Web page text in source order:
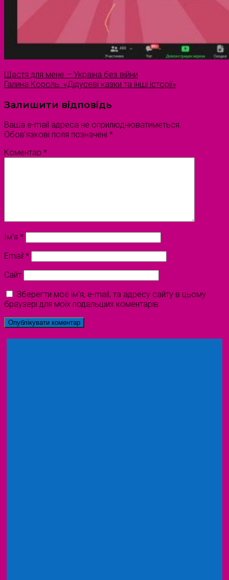
Щастя для мене – Україна без війни
Галина Король. «Дідусеві казки та інші історії»
Залишити відповідь
Ваша e-mail адреса не оприлюднюватиметься.
Обов’язкові поля позначені *
Коментар *
Ім'я *
Email *
Сайт
Зберегти моє ім'я, e-mail, та адресу сайту в цьому
браузері для моїх подальших коментарів.